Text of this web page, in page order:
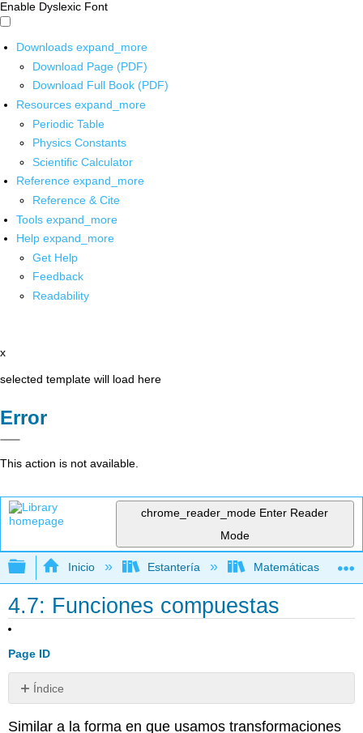
Enable Dyslexic Font
Downloads expand_more
Download Page (PDF)
Download Full Book (PDF)
Resources expand_more
Periodic Table
Physics Constants
Scientific Calculator
Reference expand_more
Reference & Cite
Tools expand_more
Help expand_more
Get Help
Feedback
Readability
x
selected template will load here
Error
This action is not available.
chrome_reader_mode Enter Reader
Mode
Expandir/contraer jerarquía global
Inicio Estantería Matemáticas
4.7: Funciones compuestas
Page ID
Índice
Sin
Similar a la forma en que usamos transformaciones